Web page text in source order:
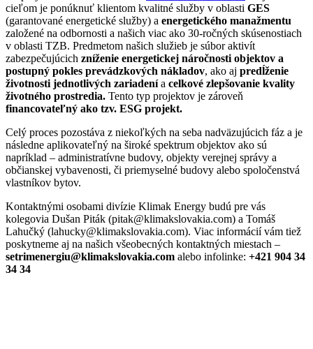
cieľom je ponúknuť klientom kvalitné služby v oblasti GES
(garantované energetické služby) a energetického manažmentu
založené na odbornosti a našich viac ako 30-ročných skúsenostiach
v oblasti TZB. Predmetom našich služieb je súbor aktivít
zabezpečujúcich zníženie energetickej náročnosti objektov a
postupný pokles prevádzkových nákladov, ako aj predĺženie
životnosti jednotlivých zariadenía celkové zlepšovanie kvality
životného prostredia. Tento typ projektov je zároveň
financovateľný ako tzv. ESG projekt.
Celý proces pozostáva z niekoľkých na seba nadväzujúcich fáz a je
následne aplikovateľný na široké spektrum objektov ako sú
napríklad – administratívne budovy, objekty verejnej správy a
občianskej vybavenosti, či priemyselné budovy alebo spoločenstvá
vlastníkov bytov.
Kontaktnými osobami divízie Klimak Energy budú pre vás
kolegovia Dušan Piták (pitak@klimakslovakia.com) a Tomáš
Lahučký (lahucky@klimakslovakia.com). Viac informácií vám tiež
poskytneme aj na našich všeobecných kontaktných miestach –
setrimenergiu@klimakslovakia.com alebo infolinke: +421 904 34
34 34